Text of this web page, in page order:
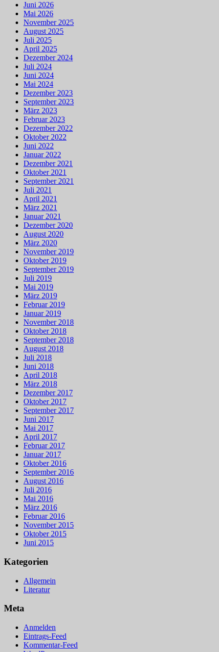
Juni 2026
Mai 2026
November 2025
August 2025
Juli 2025
April 2025
Dezember 2024
Juli 2024
Juni 2024
Mai 2024
Dezember 2023
September 2023
März 2023
Februar 2023
Dezember 2022
Oktober 2022
Juni 2022
Januar 2022
Dezember 2021
Oktober 2021
September 2021
Juli 2021
April 2021
März 2021
Januar 2021
Dezember 2020
August 2020
März 2020
November 2019
Oktober 2019
September 2019
Juli 2019
Mai 2019
März 2019
Februar 2019
Januar 2019
November 2018
Oktober 2018
September 2018
August 2018
Juli 2018
Juni 2018
April 2018
März 2018
Dezember 2017
Oktober 2017
September 2017
Juni 2017
Mai 2017
April 2017
Februar 2017
Januar 2017
Oktober 2016
September 2016
August 2016
Juli 2016
Mai 2016
März 2016
Februar 2016
November 2015
Oktober 2015
Juni 2015
Kategorien
Allgemein
Literatur
Meta
Anmelden
Eintrags-Feed
Kommentar-Feed